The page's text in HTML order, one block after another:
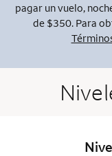
pagar un vuelo,
de $350. Para